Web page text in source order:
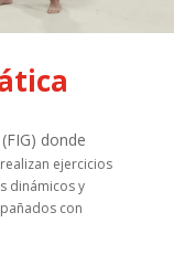
donde
ejercicios
dinámicos y
con